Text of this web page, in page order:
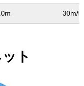
30m/
ト